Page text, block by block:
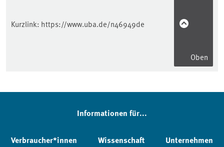
Kurzlink: https://www.uba.de/n46949de
Oben
Informationen für...
Verbraucher*innen Wissenschaft Unternehmen